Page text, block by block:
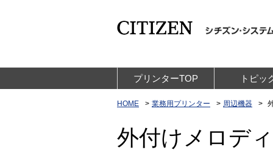
プリンターTOP トピッ
HOME 業務用プリンター 周辺機器
外付けメロデ